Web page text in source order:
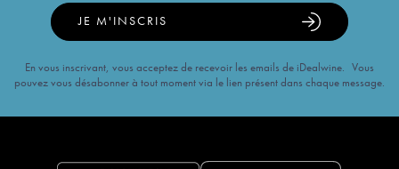
JE M'INSCRIS
En vous inscrivant, vous acceptez de recevoir les emails de iDealwine. Vous
pouvez vous désabonner à tout moment via le lien présent dans chaque message.